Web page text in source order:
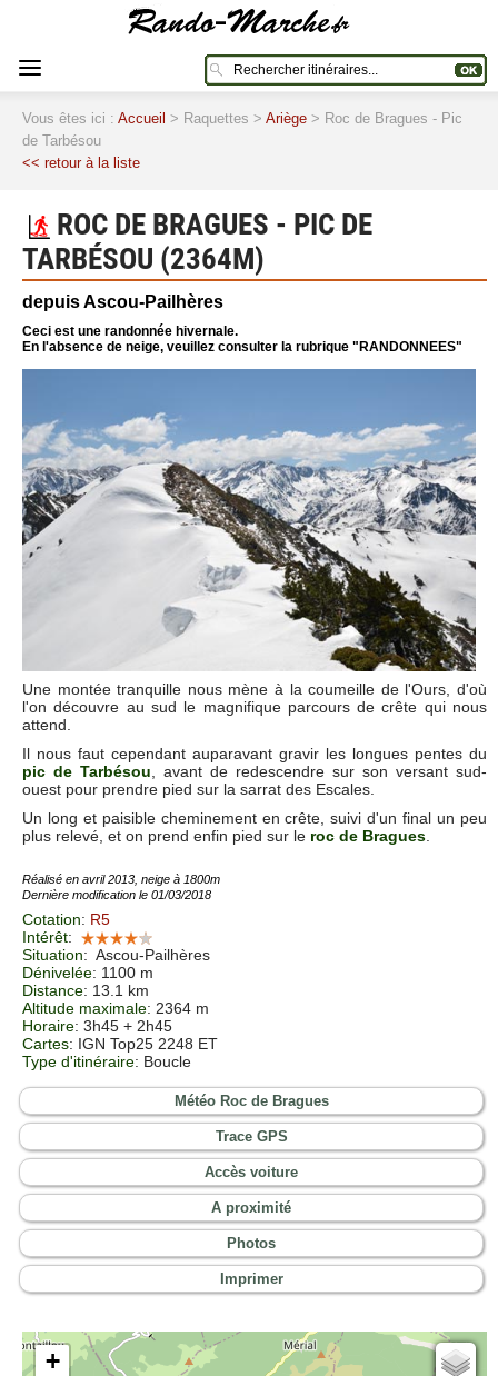
Vous êtes ici : Accueil > Raquettes > Ariège > Roc de Bragues - Pic
de Tarbésou
<< retour à la liste
ROC DE BRAGUES - PIC DE
TARBÉSOU (2364M)
depuis Ascou-Pailhères
Ceci est une randonnée hivernale.
En l'absence de neige, veuillez consulter la rubrique "RANDONNEES"
Une montée tranquille nous mène à la coumeille de l'Ours, d'où
l'on découvre au sud le magnifique parcours de crête qui nous
attend.
Il nous faut cependant auparavant gravir les longues pentes du
pic de Tarbésou , avant de redescendre sur son versant sud-
ouest pour prendre pied sur la sarrat des Escales.
Un long et paisible cheminement en crête, suivi d'un final un peu
plus relevé, et on prend enfin pied sur le roc de Bragues
Réalisé en avril 2013, neige à 1800m
Dernière modification le 01/03/2018
Cotation: R5
Intérêt:
Situation: Ascou-Pailhères
Dénivelée: 1100 m
Distance: 13.1 km
Altitude maximale: 2364 m
Horaire: 3h45 + 2h45
Cartes: IGN Top25 2248 ET
Type d'itinéraire: Boucle
Météo Roc de Bragues
Trace GPS
Accès voiture
A proximité
Photos
Imprimer
+
Cartes IGN